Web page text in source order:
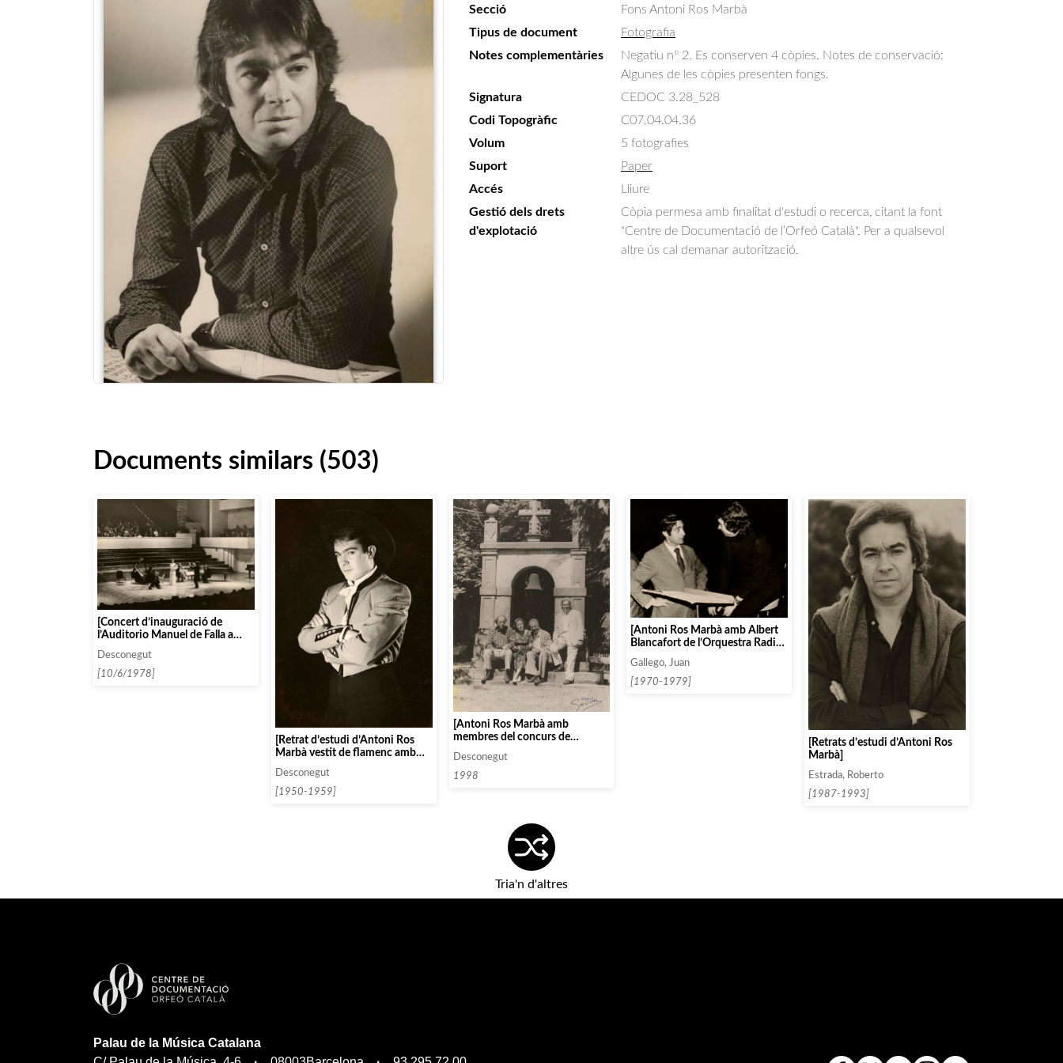
Secció
Fons Antoni Ros Marbà
Tipus de document
Fotografia
Notes complementàries
Negatiu nº 2. Es conserven 4 còpies. Notes de conservació:
Algunes de les còpies presenten fongs.
Signatura
CEDOC 3.28_528
Codi Topogràfic
C07.04.04.36
Volum
5 fotografies
Suport
Paper
Accés
Lliure
Gestió dels drets
d'explotació
Còpia permesa amb finalitat d'estudi o recerca, citant la font
"Centre de Documentació de l’Orfeó Català". Per a qualsevol
altre ús cal demanar autorització.
Documents similars (503)
[Concert d’inauguració de
l’Auditorio Manuel de Falla a
Granada amb l’Orquestra
Nacional d’Espanya dirigida per
Antoni Ros Marbà]
Desconegut
[10/6/1978]
[Retrat d’estudi d’Antoni Ros
Marbà vestit de flamenc amb
barret]
Desconegut
[1950-1959]
[Antoni Ros Marbà amb
membres del concurs de
Blanca Uribe i Claude Frank]
Desconegut
1998
[Antoni Ros Marbà amb Albert
Blancafort de l’Orquestra Radio
Televisió Espanyola]
Gallego, Juan
[1970-1979]
[Retrats d’estudi d’Antoni Ros
Marbà]
Estrada, Roberto
[1987-1993]
Tria'n d'altres
Palau de la Música Catalana